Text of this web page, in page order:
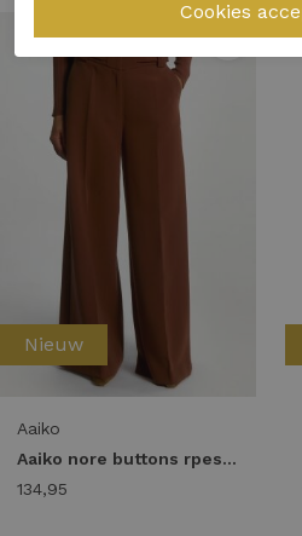
/2
Nieuw
Aaiko
Aaiko nore buttons rpes 345 Broek 191227 sorrel horse
134,95